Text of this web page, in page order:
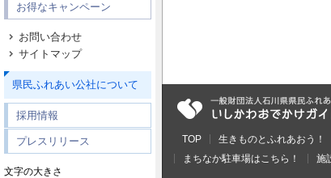
お得なキャンペーン
お問い合わせ
サイトマップ
県民ふれあい公社について
採用情報
プレスリリース
文字の大きさ
TOP 生きものとふれあおう！
まちなか駐車場はこちら！
施